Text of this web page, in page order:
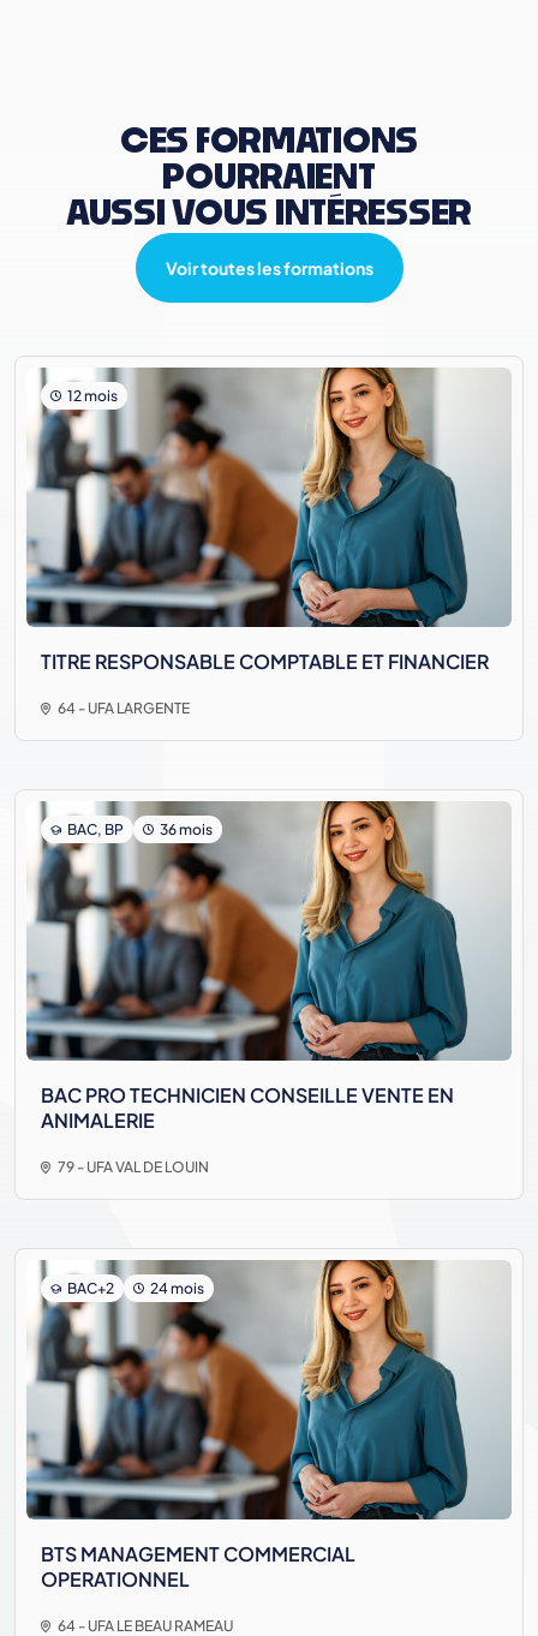
CES FORMATIONS
POURRAIENT
AUSSI VOUS INTÉRESSER
Voir toutes les formations
12 mois
TITRE RESPONSABLE COMPTABLE ET FINANCIER
64 - UFA LARGENTE
BAC, BP 36 mois
BAC PRO TECHNICIEN CONSEILLE VENTE EN
ANIMALERIE
79 - UFA VAL DE LOUIN
BAC+2 24 mois
BTS MANAGEMENT COMMERCIAL
OPERATIONNEL
64 - UFA LE BEAU RAMEAU